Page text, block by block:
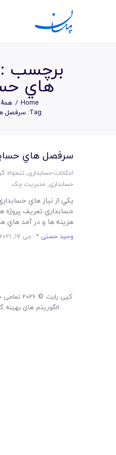
برچسب
هاي
Home
Tag: سرفصل هاي حسابداري
لیست
سرفصل هاي
امکانات-حسابداری,تنخواه
حسابداری, مدیریت چک
يکي از نياز هاي
حسابداري تعريف پروژه
هزينه ها و در آمد هاي
وحید حسنی می 17, 2021
کپی رایت
الگوریتم های